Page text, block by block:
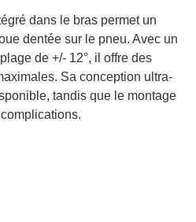
dans le bras permet un
dentée sur le pneu. Avec un
de +/- 12°, il offre des
Sa conception ultra-
tandis que le montage